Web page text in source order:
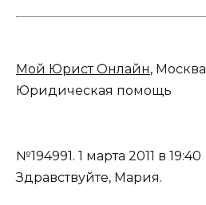
Мой Юрист Онлайн, Москва
Юридическая помощь
№194991. 1 марта 2011 в 19:40
Здравствуйте, Мария.